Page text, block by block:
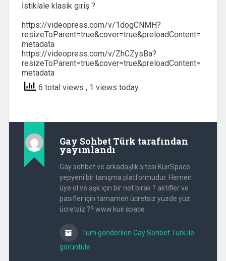
İstiklale klasik giriş ?
https://videopress.com/v/1dogCNMH?
resizeToParent=true&cover=true&preloadContent=
metadata
https://videopress.com/v/ZhCZysBa?
resizeToParent=true&cover=true&preloadContent=
metadata
6 total views , 1 views today
Gay Sohbet Türk tarafından
yayımlandı
Gay sohbet ve arkadaşlık sitesi KuirSpace
yepyeni bir tanışma platformudur. Hemen
üye ol ve aşk için bir not bırak ? aktifler ve
pasifler için tamamen ücretsiz yüzde yüz
ücretsiz ?? www.kuir.space
Tüm gönderileri Gay Sohbet Türk ile
görüntüle